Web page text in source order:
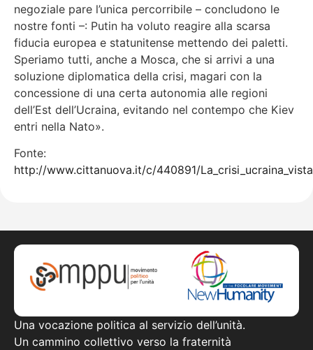
negoziale pare l’unica percorribile – concludono le
nostre fonti –: Putin ha voluto reagire alla scarsa
fiducia europea e statunitense mettendo dei paletti.
Speriamo tutti, anche a Mosca, che si arrivi a una
soluzione diplomatica della crisi, magari con la
concessione di una certa autonomia alle regioni
dell’Est dell’Ucraina, evitando nel contempo che Kiev
entri nella Nato».
Fonte:
http://www.cittanuova.it/c/440891/
Una vocazione politica al servizio dell’unità.
Un cammino collettivo verso la fraternità